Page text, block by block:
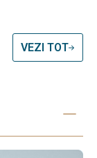
VEZI TOT